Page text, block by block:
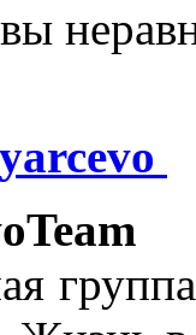
вы